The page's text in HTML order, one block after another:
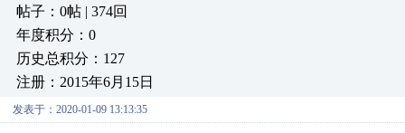
帖子：0帖 | 374回
年度积分：0
历史总积分：127
注册：2015年6月15日
发表于：2020-01-09 13:13:35